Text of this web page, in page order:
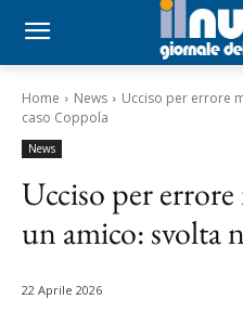
Home News
Ucciso per errore
caso Coppola
News
Ucciso per
un amico: svolta
22 Aprile 2026